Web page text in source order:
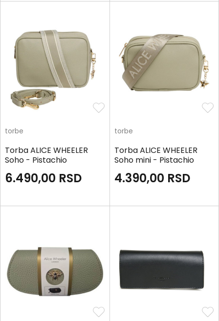
torbe
Torba ALICE WHEELER
Soho - Pistachio
6.490,00 RSD
torbe
Torba ALICE WHEELER
Soho mini - Pistachio
4.390,00 RSD